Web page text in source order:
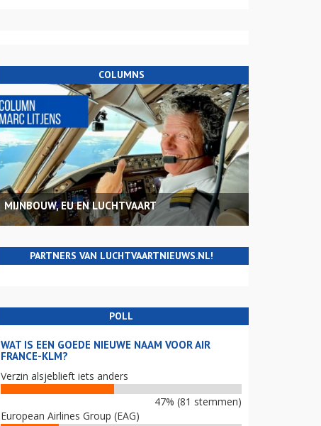
COLUMNS
MIJNBOUW, EU EN LUCHTVAART
PARTNERS VAN LUCHTVAARTNIEUWS.NL!
POLL
WAT IS EEN GOEDE NIEUWE NAAM VOOR AIR
FRANCE-KLM?
Verzin alsjeblieft iets anders
47% (81 stemmen)
European Airlines Group (EAG)